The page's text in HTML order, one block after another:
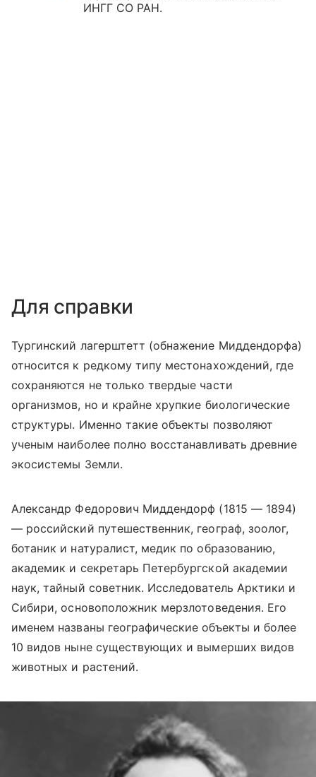
ИНГГ СО РАН.
Для справки
Тургинский лагерштетт (обнажение Миддендорфа)
относится к редкому типу местонахождений, где
сохраняются не только твердые части
организмов, но и крайне хрупкие биологические
структуры. Именно такие объекты позволяют
ученым наиболее полно восстанавливать древние
экосистемы Земли.
Александр Федорович Миддендорф (1815 — 1894)
— российский путешественник, географ, зоолог,
ботаник и натуралист, медик по образованию,
академик и секретарь Петербургской академии
наук, тайный советник. Исследователь Арктики и
Сибири, основоположник мерзлотоведения. Его
именем названы географические объекты и более
10 видов ныне существующих и вымерших видов
животных и растений.